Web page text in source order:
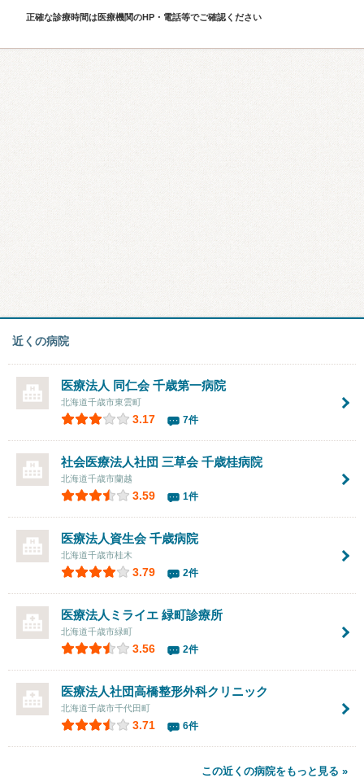
正確な診療時間は医療機関のHP・電話等でご確認ください
近くの病院
医療法人 同仁会 千歳第一病院
北海道千歳市東雲町
3.17 7件
社会医療法人社団 三草会千歳桂病院
北海道千歳市蘭越
3.59 1件
医療法人資生会千歳病院
北海道千歳市桂木
3.79 2件
医療法人ミライエ 緑町診療所
北海道千歳市緑町
3.56 2件
医療法人社団高橋整形外科クリニック
北海道千歳市千代田町
3.71 6件
この近くの病院をもっと見る »